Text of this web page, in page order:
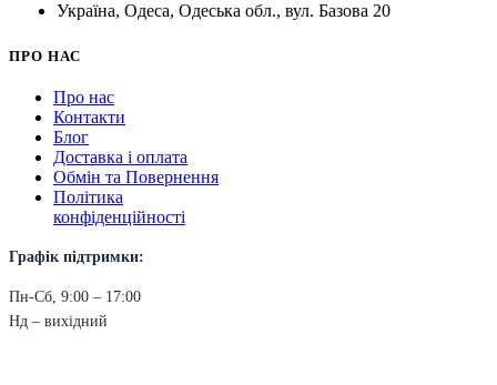
Україна, Одеса, Одеська обл., вул. Базова 20
ПРО НАС
Про нас
Контакти
Блог
Доставка і оплата
Обмін та Повернення
Політика
конфіденційності
Графік підтримки:
Пн-Сб, 9:00 – 17:00
Нд – вихідний